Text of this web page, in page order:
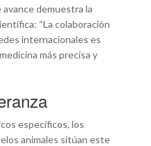
demuestra la
“La colaboración
internacionales es
más precisa y
específicos, los
animales sitúan este